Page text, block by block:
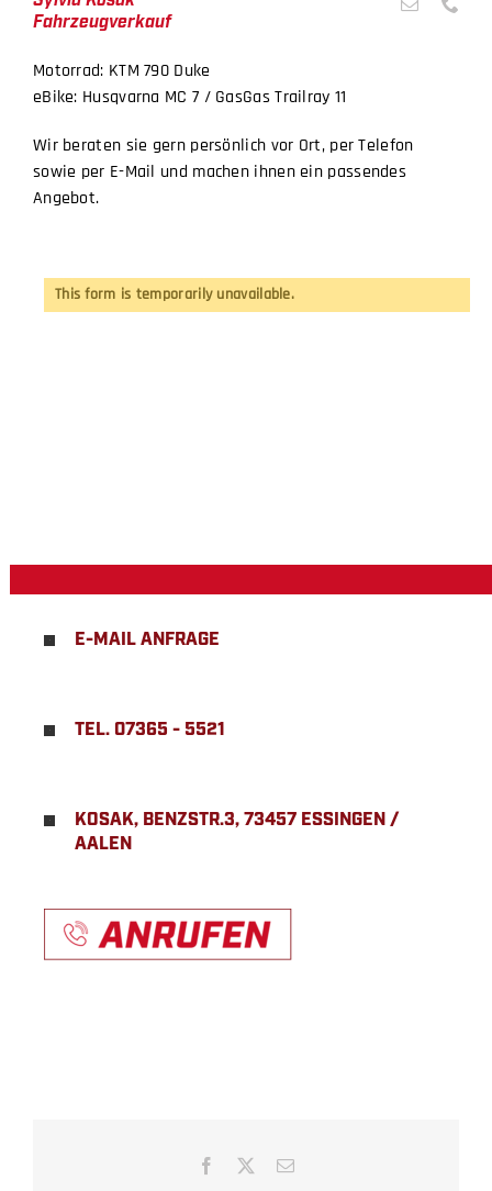
Fahrzeugverkauf
Motorrad: KTM 790 Duke
eBike: Husqvarna MC 7 / GasGas Trailray 11
Wir beraten sie gern persönlich vor Ort, per Telefon
sowie per E-Mail und machen ihnen ein passendes
Angebot.
This form is temporarily unavailable.
E-MAIL ANFRAGE
TEL. 07365 - 5521
KOSAK, BENZSTR.3, 73457 ESSINGEN /
AALEN
Facebook E-